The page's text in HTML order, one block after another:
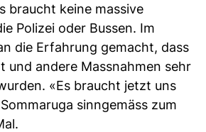
braucht keine massive
Polizei oder Bussen. Im
die Erfahrung gemacht, dass
und andere Massnahmen sehr
«Es braucht jetzt uns
sinngemäss zum